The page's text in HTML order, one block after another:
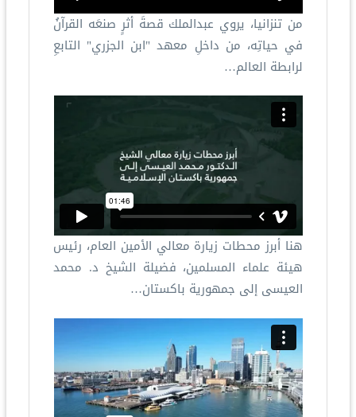
من تنزانيا، يروي عبدالملك قصةَ أثرٍ صنعَه القرآنُ
في حياتِه، من داخلِ معهد "ابن الجزري" التابعِ
لرابطة العالم…
هنا أبرز محطات زيارة معالي الأمين العام، رئيس
هيئة علماء المسلمين، فضيلة الشيخ د.⁧ محمد
العيسى⁩ إلى جمهورية باكستان…